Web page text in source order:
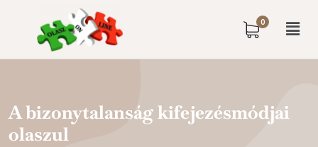
0
A bizonytalanság kifejezésmódjai
olaszul